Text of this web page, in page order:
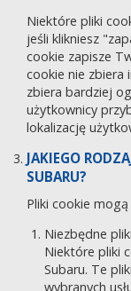
Niektóre pliki
jeśli klikniesz
cookie zapisze
cookie nie zbiera
zbiera bardziej
użytkownicy
lokalizację
JAKIEGO
SUBARU?
Pliki cookie mogą
Niezbędne
Niektóre pliki
Subaru. Te
wybranych